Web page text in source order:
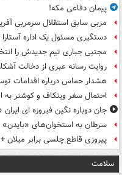
پیمان دفاعی مکه!
مربی سابق استقلال سرمربی
دستگیری مسئول یک اداره
مجتبی جباری تیم جدیدش را
روایت رسانه عبری از دخالت
هشدار حماس درباره اقدامات
احتمال سفر ویتکاف و کوشنر به
جان دوباره نگین فیروزه ای ایران
سرطان به استخوان‌های
پیروزی قاطع چلسی برابر میلان
سلامت